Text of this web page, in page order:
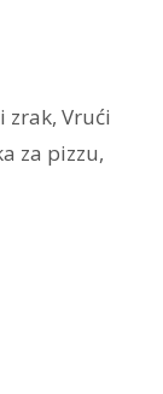
zrak, Vrući
za pizzu,